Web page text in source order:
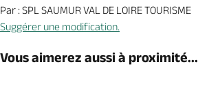
Par : SPL SAUMUR VAL DE LOIRE TOURISME
Suggérer une modification.
Vous aimerez aussi à proximité...